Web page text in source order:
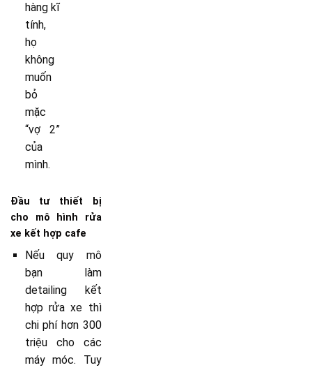
hàng kĩ
tính,
họ
không
muốn
bỏ
mặc
“vợ 2”
của
mình.
Đầu tư thiết bị
cho mô hình rửa
xe kết hợp cafe
Nếu quy mô
bạn làm
detailing kết
hợp rửa xe thì
chi phí hơn 300
triệu cho các
máy móc. Tuy